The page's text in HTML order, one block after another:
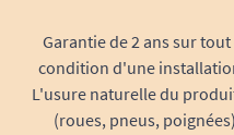
Garantie de 2 ans sur
condition d'une
L'usure naturelle du
(roues, pneus,